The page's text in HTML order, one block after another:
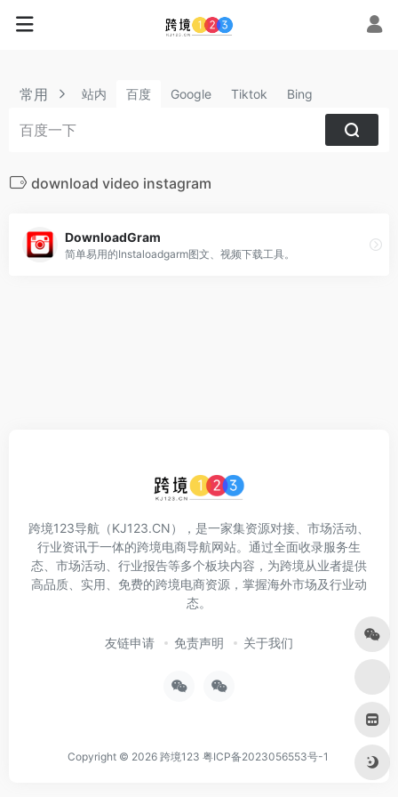
常用 站内 百度 Google Tiktok Bing
download video instagram
DownloadGram
简单易用的Instaloadgarm图文、视频下载工具。
跨境123导航（KJ123.CN），是一家集资源对接、市场活动、
行业资讯于一体的跨境电商导航网站。通过全面收录服务生
态、市场活动、行业报告等多个板块内容，为跨境从业者提供
高品质、实用、免费的跨境电商资源，掌握海外市场及行业动
态。
友链申请 免责声明 关于我们
Copyright © 2026 跨境123 粤ICP备2023056553号-1